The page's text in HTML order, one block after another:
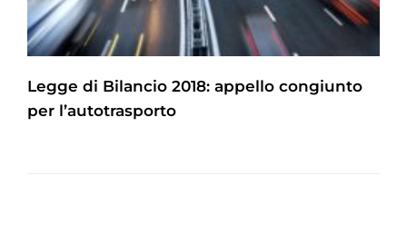
Legge di Bilancio 2018: appello congiunto
per l’autotrasporto